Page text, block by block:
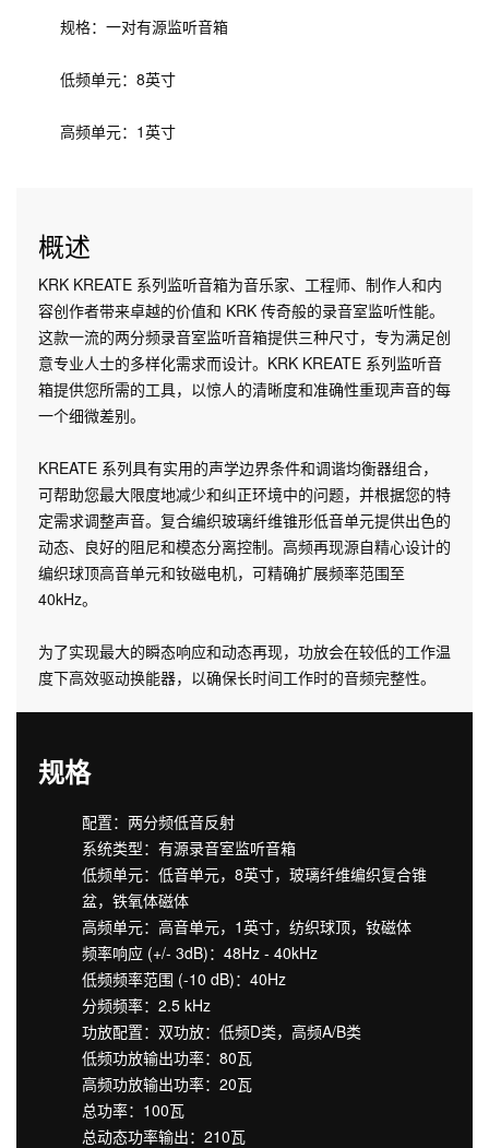
规格：一对有源监听音箱
低频单元：8英寸
高频单元：1英寸
概述
KRK KREATE 系列监听音箱为音乐家、工程师、制作人和内
容创作者带来卓越的价值和 KRK 传奇般的录音室监听性能。
这款一流的两分频录音室监听音箱提供三种尺寸，专为满足创
意专业人士的多样化需求而设计。KRK KREATE 系列监听音
箱提供您所需的工具，以惊人的清晰度和准确性重现声音的每
一个细微差别。
KREATE 系列具有实用的声学边界条件和调谐均衡器组合，
可帮助您最大限度地减少和纠正环境中的问题，并根据您的特
定需求调整声音。复合编织玻璃纤维锥形低音单元提供出色的
动态、良好的阻尼和模态分离控制。高频再现源自精心设计的
编织球顶高音单元和钕磁电机，可精确扩展频率范围至
40kHz。
为了实现最大的瞬态响应和动态再现，功放会在较低的工作温
度下高效驱动换能器，以确保长时间工作时的音频完整性。
规格
配置：两分频低音反射
系统类型：有源录音室监听音箱
低频单元：低音单元，8英寸，玻璃纤维编织复合锥
盆，铁氧体磁体
高频单元：高音单元，1英寸，纺织球顶，钕磁体
频率响应 (+/- 3dB)：48Hz - 40kHz
低频频率范围 (-10 dB)：40Hz
分频频率：2.5 kHz
功放配置：双功放：低频D类，高频A/B类
低频功放输出功率：80瓦
高频功放输出功率：20瓦
总功率：100瓦
总动态功率输出：210瓦